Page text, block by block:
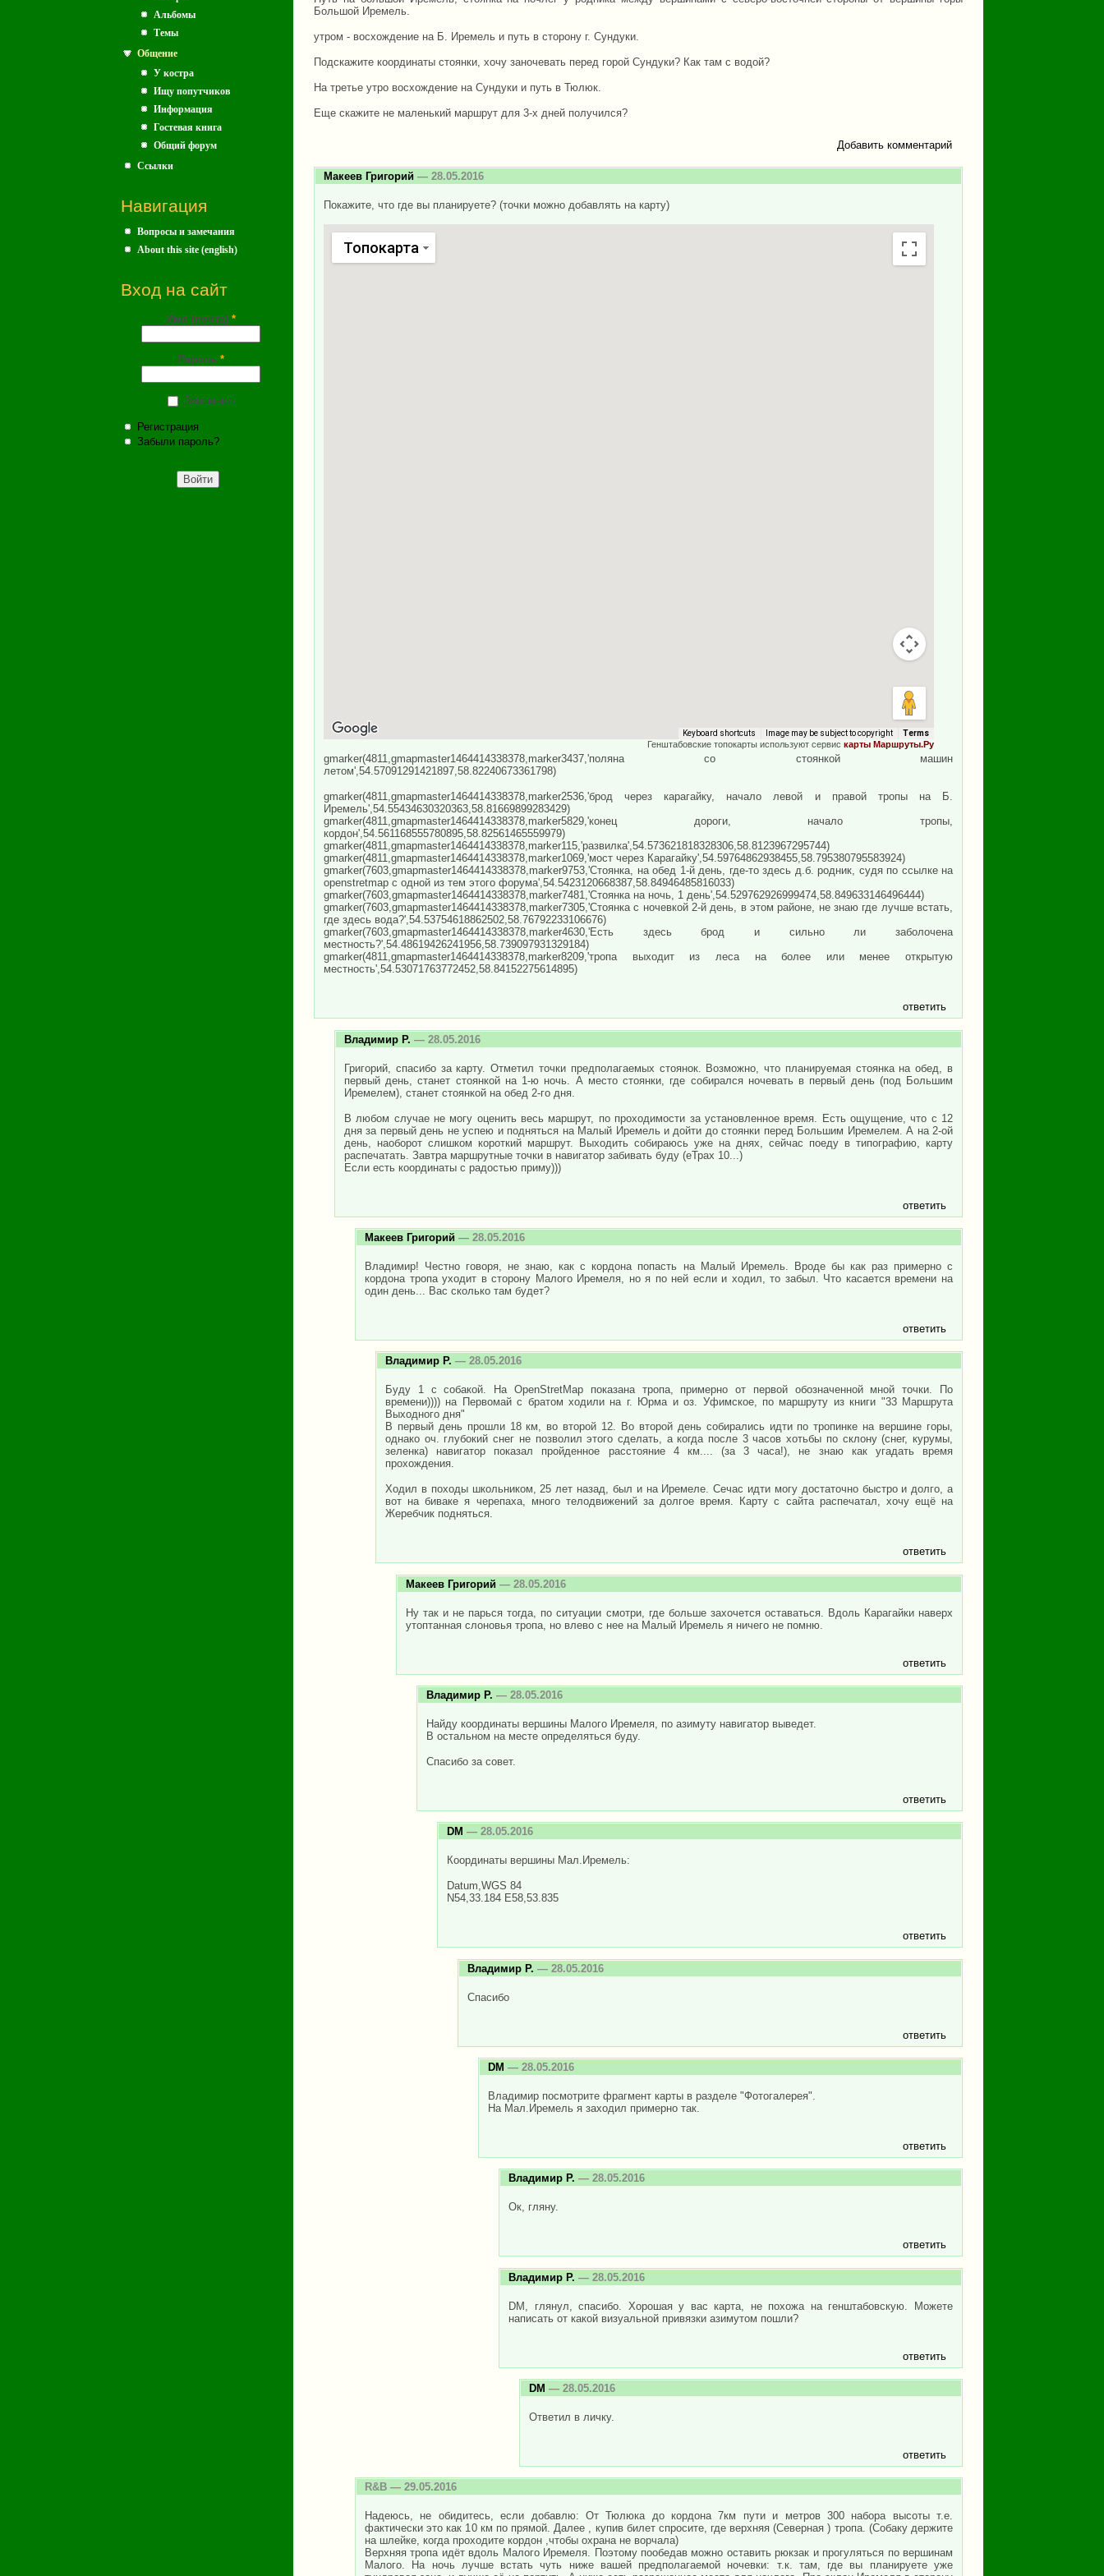
Альбомы
Темы
Общение
У костра
Ищу попутчиков
Информация
Гостевая книга
Общий форум
Ссылки
Навигация
Вопросы и замечания
About this site (english)
Вход на сайт
Имя (почта) *
Пароль *
Запомнить
Регистрация
Забыли пароль?
Большой Иремель.
утром - восхождение на Б. Иремель и путь в сторону г. Сундуки.
Подскажите координаты стоянки, хочу заночевать перед горой Сундуки? Как там с водой?
На третье утро восхождение на Сундуки и путь в Тюлюк.
Еще скажите не маленький маршрут для 3-х дней получился?
Добавить комментарий
Макеев Григорий — 28.05.2016
Покажите, что где вы планируете? (точки можно добавлять на карту)
Топокарта
Keyboard shortcuts Image may be subject to copyright Terms
Генштабовские топокарты используют сервис карты Маршруты.Ру
gmarker(4811,gmapmaster1464414338378,marker3437,'поляна со стоянкой машин
летом',54.57091291421897,58.82240673361798)
gmarker(4811,gmapmaster1464414338378,marker2536,'брод через карагайку, начало левой и правой тропы на Б.
Иремель',54.55434630320363,58.81669899283429)
gmarker(4811,gmapmaster1464414338378,marker5829,'конец дороги, начало тропы,
кордон',54.561168555780895,58.82561465559979)
gmarker(4811,gmapmaster1464414338378,marker115,'развилка',54.573621818328306,58.8123967295744)
gmarker(4811,gmapmaster1464414338378,marker1069,'мост через Карагайку',54.59764862938455,58.795380795583924)
gmarker(7603,gmapmaster1464414338378,marker9753,'Стоянка, на обед 1-й день, где-то здесь д.б. родник, судя по ссылке на
openstretmap с одной из тем этого форума',54.5423120668387,58.84946485816033)
gmarker(7603,gmapmaster1464414338378,marker7481,'Стоянка на ночь, 1 день',54.529762926999474,58.849633146496444)
gmarker(7603,gmapmaster1464414338378,marker7305,'Стоянка с ночевкой 2-й день, в этом районе, не знаю где лучше встать,
где здесь вода?',54.53754618862502,58.76792233106676)
gmarker(7603,gmapmaster1464414338378,marker4630,'Есть здесь брод и сильно ли заболочена
местность?',54.48619426241956,58.739097931329184)
gmarker(4811,gmapmaster1464414338378,marker8209,'тропа выходит из леса на более или менее открытую
местность',54.53071763772452,58.84152275614895)
ответить
Владимир Р. — 28.05.2016
Григорий, спасибо за карту. Отметил точки предполагаемых стоянок. Возможно, что планируемая стоянка на обед, в
первый день, станет стоянкой на 1-ю ночь. А место стоянки, где собирался ночевать в первый день (под Большим
Иремелем), станет стоянкой на обед 2-го дня.
В любом случае не могу оценить весь маршрут, по проходимости за установленное время. Есть ощущение, что с 12
дня за первый день не успею и подняться на Малый Иремель и дойти до стоянки перед Большим Иремелем. А на 2-ой
день, наоборот слишком короткий маршрут. Выходить собираюсь уже на днях, сейчас поеду в типографию, карту
распечатать. Завтра маршрутные точки в навигатор забивать буду (еТрах 10...)
Если есть координаты с радостью приму)))
ответить
Макеев Григорий — 28.05.2016
Владимир! Честно говоря, не знаю, как с кордона попасть на Малый Иремель. Вроде бы как раз примерно с
кордона тропа уходит в сторону Малого Иремеля, но я по ней если и ходил, то забыл. Что касается времени на
один день... Вас сколько там будет?
ответить
Владимир Р. — 28.05.2016
Буду 1 с собакой. На OpenStretMap показана тропа, примерно от первой обозначенной мной точки. По
времени)))) на Первомай с братом ходили на г. Юрма и оз. Уфимское, по маршруту из книги "33 Маршрута
Выходного дня"
В первый день прошли 18 км, во второй 12. Во второй день собирались идти по тропинке на вершине горы,
однако оч. глубокий снег не позволил этого сделать, а когда после 3 часов хотьбы по склону (снег, курумы,
зеленка) навигатор показал пройденное расстояние 4 км.... (за 3 часа!), не знаю как угадать время
прохождения.
Ходил в походы школьником, 25 лет назад, был и на Иремеле. Сечас идти могу достаточно быстро и долго, а
вот на биваке я черепаха, много телодвижений за долгое время. Карту с сайта распечатал, хочу ещё на
Жеребчик подняться.
ответить
Макеев Григорий — 28.05.2016
Ну так и не парься тогда, по ситуации смотри, где больше захочется оставаться. Вдоль Карагайки наверх
утоптанная слоновья тропа, но влево с нее на Малый Иремель я ничего не помню.
ответить
Владимир Р. — 28.05.2016
Найду координаты вершины Малого Иремеля, по азимуту навигатор выведет.
В остальном на месте определяться буду.
Спасибо за совет.
ответить
DM — 28.05.2016
Координаты вершины Мал.Иремель:
Datum,WGS 84
N54,33.184 E58,53.835
ответить
Владимир Р. — 28.05.2016
Спасибо
ответить
DM — 28.05.2016
Владимир посмотрите фрагмент карты в разделе "Фотогалерея".
На Мал.Иремель я заходил примерно так.
ответить
Владимир Р. — 28.05.2016
Ок, гляну.
ответить
Владимир Р. — 28.05.2016
DM, глянул, спасибо. Хорошая у вас карта, не похожа на генштабовскую. Можете
написать от какой визуальной привязки азимутом пошли?
ответить
DM — 28.05.2016
Ответил в личку.
ответить
R&B — 29.05.2016
Надеюсь, не обидитесь, если добавлю: От Тюлюка до кордона 7км пути и метров 300 набора высоты т.е.
фактически это как 10 км по прямой. Далее , купив билет спросите, где верхняя (Северная ) тропа. (Собаку держите
на шлейке, когда проходите кордон ,чтобы охрана не ворчала)
Верхняя тропа идёт вдоль Малого Иремеля. Поэтому пообедав можно оставить рюкзак и прогуляться по вершинам
Малого. На ночь лучше встать чуть ниже вашей предполагаемой ночевки: т.к. там, где вы планируете уже